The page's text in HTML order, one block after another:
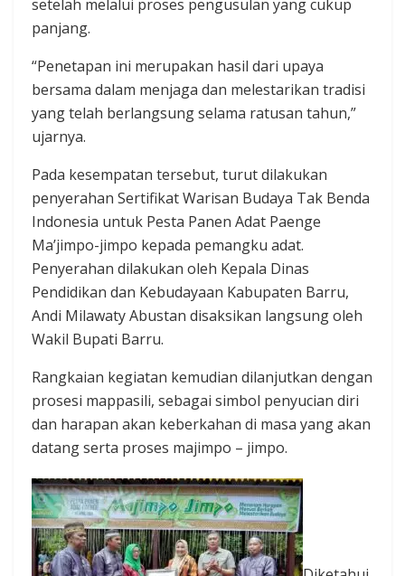
setelah melalui proses pengusulan yang cukup
panjang.
“Penetapan ini merupakan hasil dari upaya
bersama dalam menjaga dan melestarikan tradisi
yang telah berlangsung selama ratusan tahun,”
ujarnya.
Pada kesempatan tersebut, turut dilakukan
penyerahan Sertifikat Warisan Budaya Tak Benda
Indonesia untuk Pesta Panen Adat Paenge
Ma’jimpo-jimpo kepada pemangku adat.
Penyerahan dilakukan oleh Kepala Dinas
Pendidikan dan Kebudayaan Kabupaten Barru,
Andi Milawaty Abustan disaksikan langsung oleh
Wakil Bupati Barru.
Rangkaian kegiatan kemudian dilanjutkan dengan
prosesi mappasili, sebagai simbol penyucian diri
dan harapan akan keberkahan di masa yang akan
datang serta proses majimpo – jimpo.